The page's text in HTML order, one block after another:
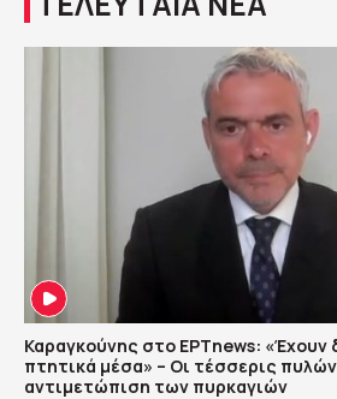
Καραγκούνης στο ΕΡΤnews: «Έχουν
πτητικά μέσα» – Οι τέσσερις
αντιμετώπιση των πυρκαγιών